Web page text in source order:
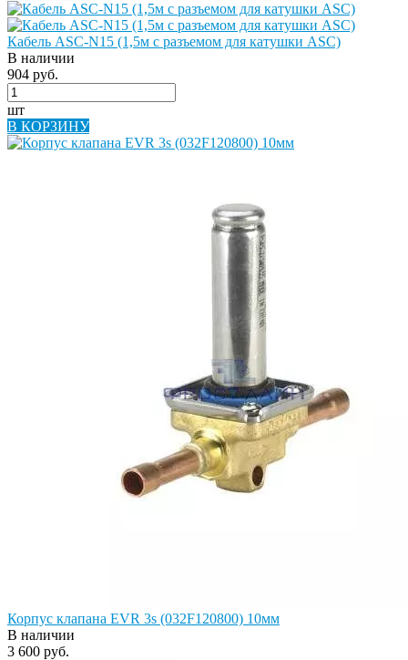
Кабель ASC-N15 (1,5м с разъемом для катушки ASC)
В наличии
904 руб.
шт
В КОРЗИНУ
Корпус клапана EVR 3s (032F120800) 10мм
В наличии
3 600 руб.